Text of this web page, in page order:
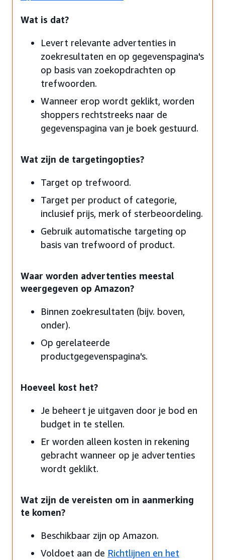
Wat is dat?
Levert relevante advertenties in
zoekresultaten en op gegevenspagina's
op basis van zoekopdrachten op
trefwoorden.
Wanneer erop wordt geklikt, worden
shoppers rechtstreeks naar de
gegevenspagina van je boek gestuurd.
Wat zijn de targetingopties?
Target op trefwoord.
Target per product of categorie,
inclusief prijs, merk of sterbeoordeling.
Gebruik automatische targeting op
basis van trefwoord of product.
Waar worden advertenties meestal
weergegeven op Amazon?
Binnen zoekresultaten (bijv. boven,
onder).
Op gerelateerde
productgegevenspagina's.
Hoeveel kost het?
Je beheert je uitgaven door je bod en
budget in te stellen.
Er worden alleen kosten in rekening
gebracht wanneer op je advertenties
wordt geklikt.
Wat zijn de vereisten om in aanmerking
te komen?
Beschikbaar zijn op Amazon.
Voldoet aan de Richtlijnen en het